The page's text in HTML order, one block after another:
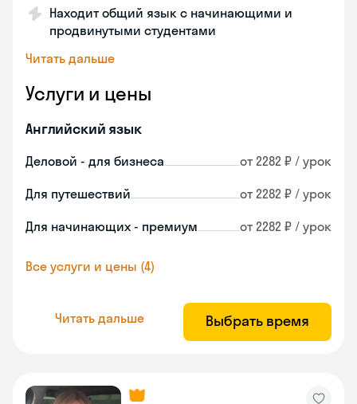
Находит общий язык с начинающими и
продвинутыми студентами
Читать дальше
Услуги и цены
Английский язык
Деловой - для бизнеса от 2282 ₽ / урок
Для путешествий от 2282 ₽ / урок
Для начинающих - премиум от 2282 ₽ / урок
Все услуги и цены (4)
Читать дальше Выбрать время